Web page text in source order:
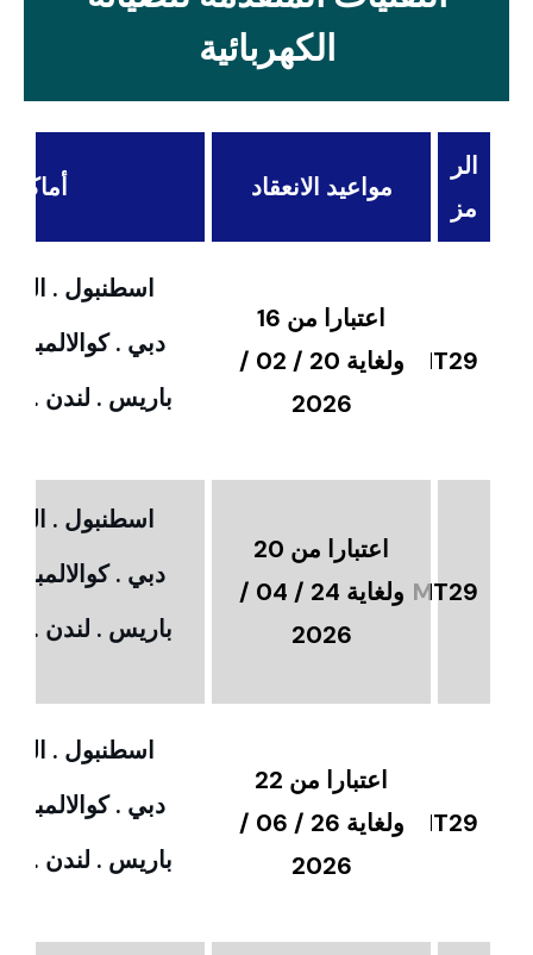
الكهربائية
الر
مز
مواعيد الانعقاد أماكن
MT29
اعتبارا من 16
ولغاية 20 / 02 /
2026
اسطنبول .
دبي .
باريس . لندن .
MT29
اعتبارا من 20
ولغاية 24 / 04 /
2026
اسطنبول .
دبي .
باريس . لندن .
MT29
اعتبارا من 22
ولغاية 26 / 06 /
2026
اسطنبول .
دبي .
باريس . لندن .